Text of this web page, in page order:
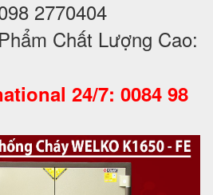
2770404
Chất Lượng Cao:
24/7: 0084 98